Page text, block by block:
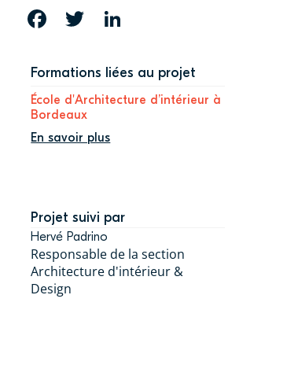
Projet suivi par
Hervé Padrino
Responsable de la section
Architecture d'intérieur &
Design
FACEBOOKTWITTER
Formations liées au projet
École d'Architecture d’intérieur à
Bordeaux
En savoir plus